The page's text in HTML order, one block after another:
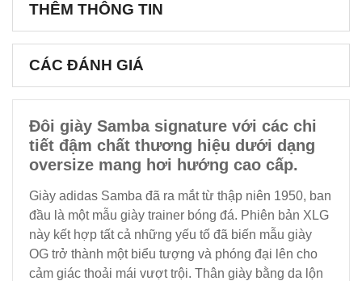
THÊM THÔNG TIN
CÁC ĐÁNH GIÁ
Đôi giày Samba signature với các chi
tiết đậm chất thương hiệu dưới dạng
oversize mang hơi hướng cao cấp.
Giày adidas Samba đã ra mắt từ thập niên 1950, ban
đầu là một mẫu giày trainer bóng đá. Phiên bản XLG
này kết hợp tất cả những yếu tố đã biến mẫu giày
OG trở thành một biểu tượng và phóng đại lên cho
cảm giác thoải mái vượt trội. Thân giày bằng da lộn